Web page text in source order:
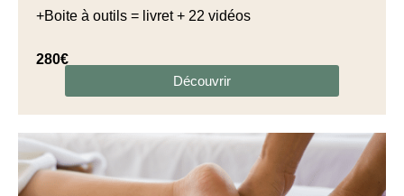
+Boite à outils = livret + 22 vidéos
280€
Découvrir